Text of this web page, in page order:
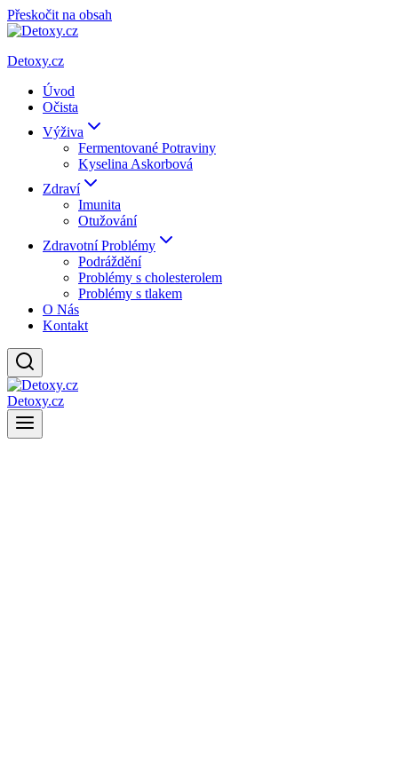
Přeskočit na obsah
Detoxy.cz
Úvod
Očista
Výživa
Fermentované Potraviny
Kyselina Askorbová
Zdraví
Imunita
Otužování
Zdravotní Problémy
Podráždění
Problémy s cholesterolem
Problémy s tlakem
O Nás
Kontakt
Detoxy.cz